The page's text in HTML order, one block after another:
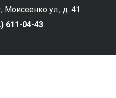
Моисеенко ул., д. 41
611-04-43